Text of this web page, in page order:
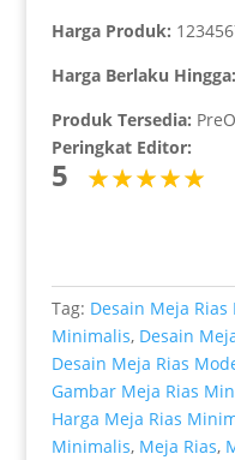
Harga Produk:
Harga Berlaku Hingga:
Produk Tersedia:
Peringkat Editor:
5
Tag: Desain Meja Rias
Minimalis, Desain
Desain Meja Rias
Gambar Meja Rias
Harga Meja Rias
Minimalis, Meja Rias,